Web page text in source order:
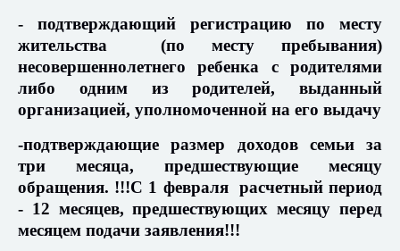
- подтверждающий регистрацию по месту
жительства (по месту пребывания)
несовершеннолетнего ребенка с родителями
либо одним из родителей, выданный
организацией, уполномоченной на его выдачу
-подтверждающие размер доходов семьи за
три месяца, предшествующие месяцу
обращения. !!!С 1 февраля расчетный период
- 12 месяцев, предшествующих месяцу перед
месяцем подачи заявления!!!